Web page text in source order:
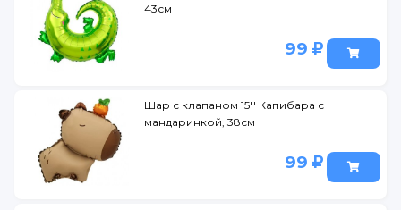
43см
99
Шар с клапаном 15'' Капибара с
мандаринкой, 38см
99